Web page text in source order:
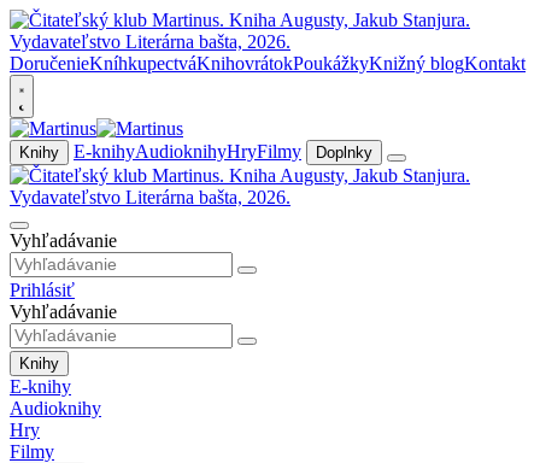
DoručenieKníhkupectváKnihovrátokPoukážkyKnižný blogKontakt
Knihy E-knihyAudioknihyHryFilmy Doplnky
Vyhľadávanie
Prihlásiť
Vyhľadávanie
Knihy
E-knihy
Audioknihy
Hry
Filmy